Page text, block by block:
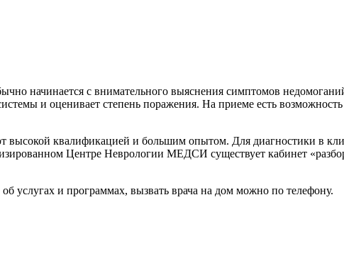
начинается с внимательного выяснения симптомов
и оценивает степень поражения. На приеме есть
квалификацией и большим опытом. Для диагностики в
Центре Неврологии МЕДСИ существует кабинет
услугах и программах, вызвать врача на дом можно по телефону.